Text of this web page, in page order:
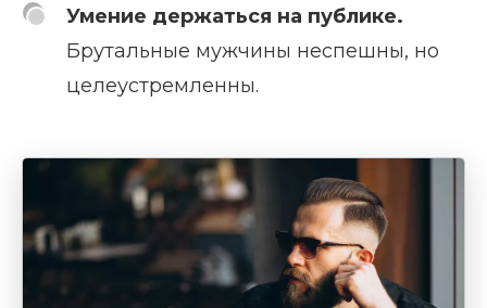
Умение держаться на публике.
Брутальные мужчины неспешны, но
целеустремленны.